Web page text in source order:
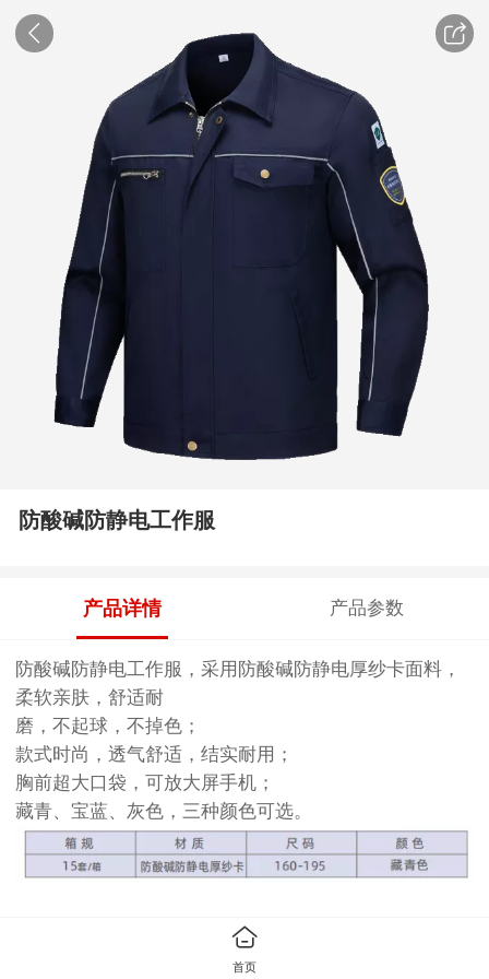
防酸碱防静电工作服
产品详情 产品参数
防酸碱防静电工作服，采用防酸碱防静电厚纱卡面料，
柔软亲肤，舒适耐
磨，不起球，不掉色；
款式时尚，透气舒适，结实耐用；
胸前超大口袋，可放大屏手机；
藏青、宝蓝、灰色，三种颜色可选。
首页